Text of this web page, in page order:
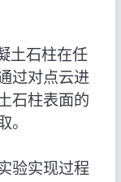
土石柱在任
过对点云进
石柱表面的
。
验实现过程